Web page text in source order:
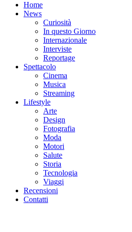
Home
News
Curiosità
In questo Giorno
Internazionale
Interviste
Reportage
Spettacolo
Cinema
Musica
Streaming
Lifestyle
Arte
Design
Fotografia
Moda
Motori
Salute
Storia
Tecnologia
Viaggi
Recensioni
Contatti